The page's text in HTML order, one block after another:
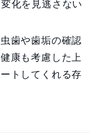
化を見逃さない
歯や歯垢の確認
康も考慮した上
トしてくれる存